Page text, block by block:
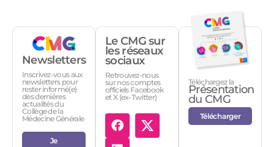
Newsletters
Inscrivez-vous aux
newsletters pour
rester informé(e)
des dernières
actualités du
Collège de la
Médecine Générale
Je
Le CMG sur
les réseaux
sociaux
Retrouvez-nous
sur nos comptes
officiels Facebook
et X (ex-Twitter)
Téléchargez la
Présentation
du CMG
Télécharger